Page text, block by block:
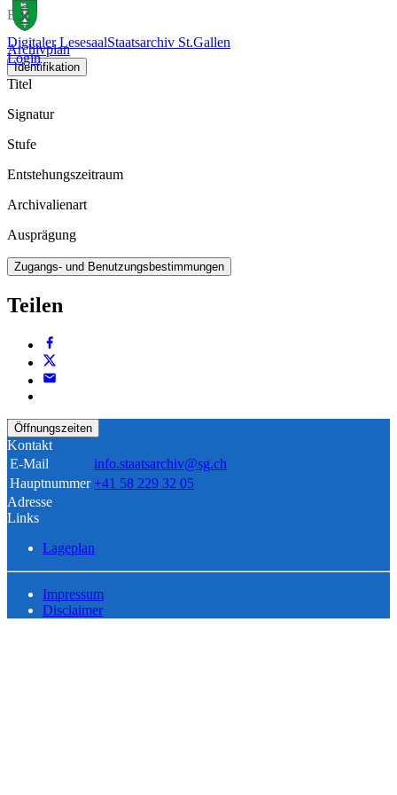
Digitaler LesesaalStaatsarchiv St.Gallen
Login
Buch
Archivplan
Identifikation
Titel
Signatur
Stufe
Entstehungszeitraum
Archivalienart
Ausprägung
Zugangs- und Benutzungsbestimmungen
Teilen
Öffnungszeiten
Kontakt
E-Mail
info.staatsarchiv@sg.ch
Hauptnummer +41 58 229 32 05
Adresse
Links
Lageplan
Impressum
Disclaimer